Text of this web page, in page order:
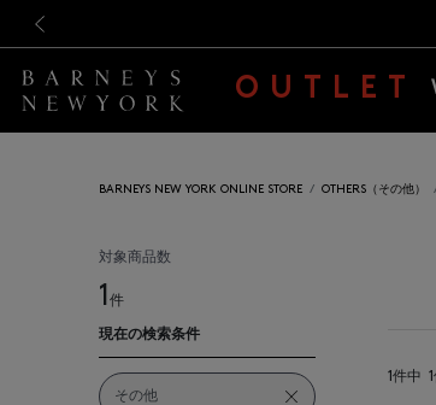
新規登録
新規登録
OUTLET
BARNEYS NEW YORK ONLINE STORE OTHERS（その他）
対象商品数
1件
現在の検索条件
その他
1件中